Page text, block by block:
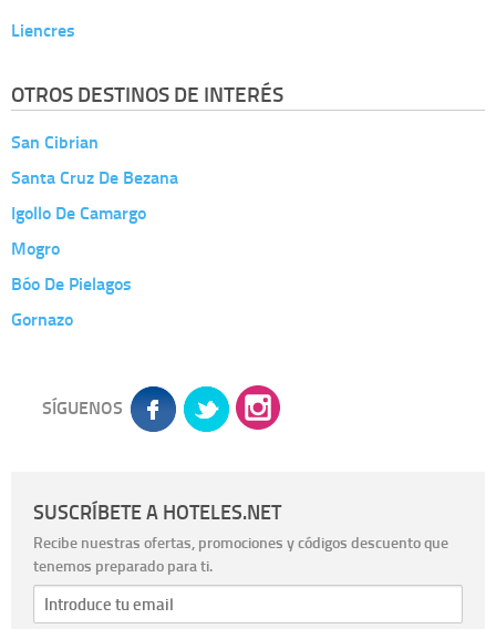
Liencres
OTROS DESTINOS DE INTERÉS
San Cibrian
Santa Cruz De Bezana
Igollo De Camargo
Mogro
Bóo De Pielagos
Gornazo
SÍGUENOS
SUSCRÍBETE A HOTELES.NET
Recibe nuestras ofertas, promociones y códigos descuento que
tenemos preparado para ti.